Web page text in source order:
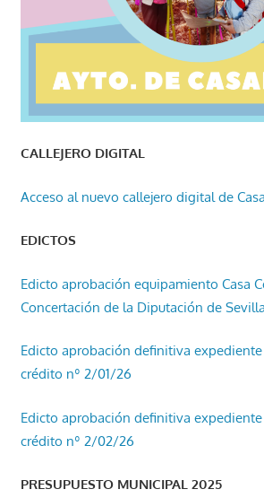
CALLEJERO DIGITAL
Acceso al nuevo callejero digital de
EDICTOS
Edicto aprobación equipamiento Casa
Concertación de la Diputación de Sevilla
Edicto aprobación definitiva
crédito nº 2/01/26
Edicto aprobación definitiva
crédito nº 2/02/26
PRESUPUESTO MUNICIPAL 2025